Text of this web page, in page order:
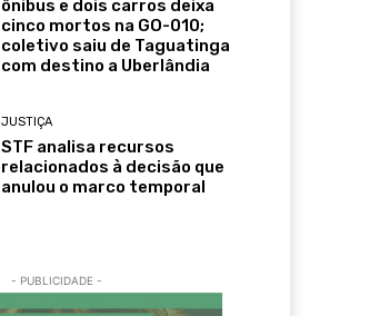
ônibus e dois carros deixa
cinco mortos na GO-010;
coletivo saiu de Taguatinga
com destino a Uberlândia
JUSTIÇA
STF analisa recursos
relacionados à decisão que
anulou o marco temporal
- PUBLICIDADE -